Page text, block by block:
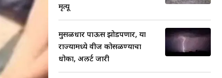
मृत्यू
मुसळधार पाऊस झोडपणार, या
राज्यामध्ये वीज कोसळण्याचा
धोका, अलर्ट जारी